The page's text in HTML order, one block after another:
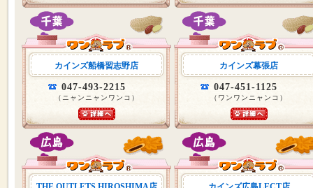
カインズ船橋習志野店
047-493-2215
（ニャンニャンワンコ）
カインズ幕張店
047-451-1125
（ワンワンニャンコ）